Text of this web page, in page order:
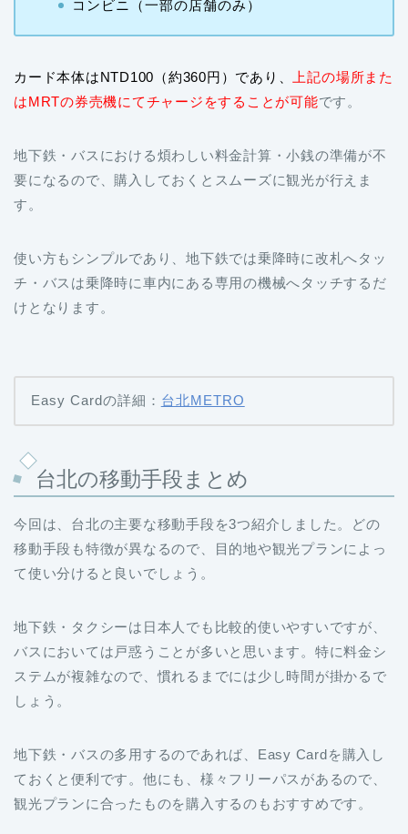
コンビニ（一部の店舗のみ）
カード本体はNTD100（約360円）であり、
上記の場所また
はMRTの券売機にてチャージをすることが可能です。
地下鉄・バスにおける煩わしい料金計算・小銭の準備が不
要になるので、購入しておくとスムーズに観光が行えま
す。
使い方もシンプルであり、地下鉄では乗降時に改札へタッ
チ・バスは乗降時に車内にある専用の機械へタッチするだ
けとなります。
Easy Cardの詳細： 台北METRO
台北の移動手段まとめ
今回は、台北の主要な移動手段を3つ紹介しました。どの
移動手段も特徴が異なるので、目的地や観光プランによっ
て使い分けると良いでしょう。
地下鉄・タクシーは日本人でも比較的使いやすいですが、
バスにおいては戸惑うことが多いと思います。特に料金シ
ステムが複雑なので、慣れるまでには少し時間が掛かるで
しょう。
地下鉄・バスの多用するのであれば、Easy Cardを購入し
ておくと便利です。他にも、様々フリーパスがあるので、
観光プランに合ったものを購入するのもおすすめです。